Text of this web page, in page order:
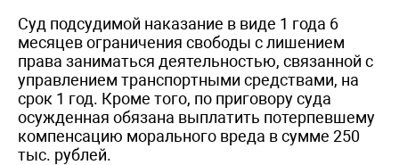
Суд подсудимой наказание в виде 1 года 6
месяцев ограничения свободы с лишением
права заниматься деятельностью, связанной с
управлением транспортными средствами, на
срок 1 год. Кроме того, по приговору суда
осужденная обязана выплатить потерпевшему
компенсацию морального вреда в сумме 250
тыс. рублей.